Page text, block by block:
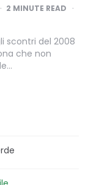
2 MINUTE READ
scontri del 2008
che non